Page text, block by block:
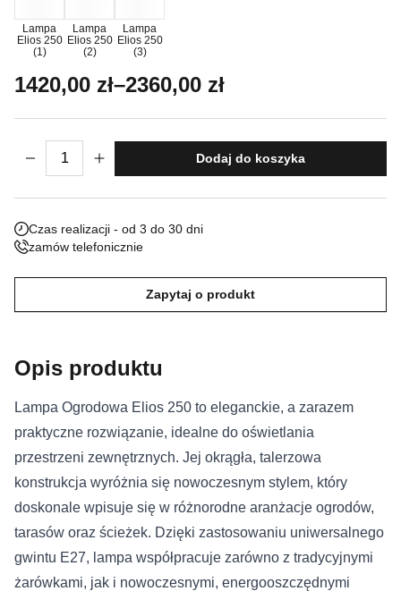
Lampa
Elios 250
(1)
Lampa
Elios 250
(2)
Lampa
Elios 250
(3)
1420,00 zł–2360,00 zł
Zakres cen: od 1420,00 zł do 2360,00
ilość Lampa Ogrodowa Elios 250
Dodaj do koszyka
Czas realizacji - od 3 do 30 dni
zamów telefonicznie
Zapytaj o produkt
Opis produktu
Lampa Ogrodowa Elios 250 to eleganckie, a zarazem
praktyczne rozwiązanie, idealne do oświetlania
przestrzeni zewnętrznych. Jej okrągła, talerzowa
konstrukcja wyróżnia się nowoczesnym stylem, który
doskonale wpisuje się w różnorodne aranżacje ogrodów,
tarasów oraz ścieżek. Dzięki zastosowaniu uniwersalnego
gwintu E27, lampa współpracuje zarówno z tradycyjnymi
żarówkami, jak i nowoczesnymi, energooszczędnymi
Nieklasyfikowane pliki cookie, to pliki, które są w procesie
klasyfikowania, wraz z dostawcami poszczególnych ciasteczek.
Akceptuj wszystko